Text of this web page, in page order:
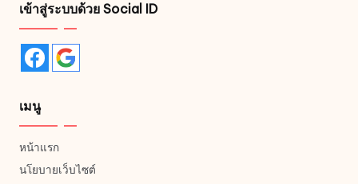
เข้าสู่ระบบด้วย Social ID
เมนู
หน้าแรก
นโยบายเว็บไซต์